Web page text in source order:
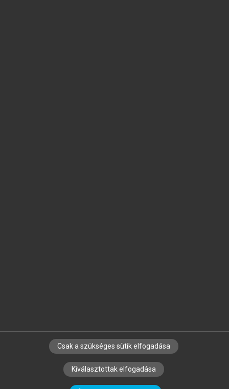
SZERZŐKNEK CÉGEKNEK KÖNYVTÁROSOKNAK
SZERKESZTÉSI ÉS LEKTORÁLÁSI ALAPELVEK
Csak a szükséges sütik elfogadása
Kiválasztottak elfogadása